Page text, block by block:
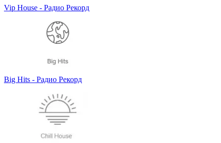
Vip House - Радио Рекорд
Big Hits - Радио Рекорд